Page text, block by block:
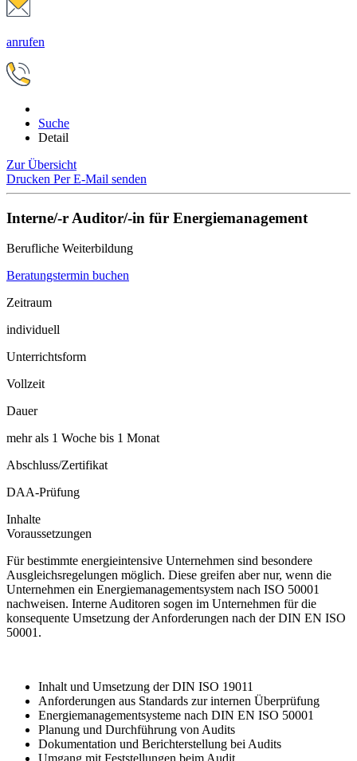
anrufen
Suche
Detail
Zur Übersicht
Drucken Per E-Mail senden
Interne/-r Auditor/-in für Energiemanagement
Berufliche Weiterbildung
Beratungstermin buchen
Zeitraum
individuell
Unterrichtsform
Vollzeit
Dauer
mehr als 1 Woche bis 1 Monat
Abschluss/Zertifikat
DAA-Prüfung
Inhalte
Voraussetzungen
Für bestimmte energieintensive Unternehmen sind besondere
Ausgleichsregelungen möglich. Diese greifen aber nur, wenn die
Unternehmen ein Energiemanagementsystem nach ISO 50001
nachweisen. Interne Auditoren sogen im Unternehmen für die
konsequente Umsetzung der Anforderungen nach der DIN EN ISO
50001.
Inhalt und Umsetzung der DIN ISO 19011
Anforderungen aus Standards zur internen Überprüfung
Energiemanagementsysteme nach DIN EN ISO 50001
Planung und Durchführung von Audits
Dokumentation und Berichterstellung bei Audits